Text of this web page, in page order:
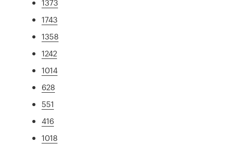
1373
1743
1358
1242
1014
628
551
416
1018